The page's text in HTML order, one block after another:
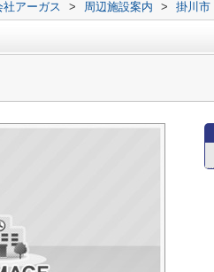
アーガス > 周辺施設案内 > 掛川市